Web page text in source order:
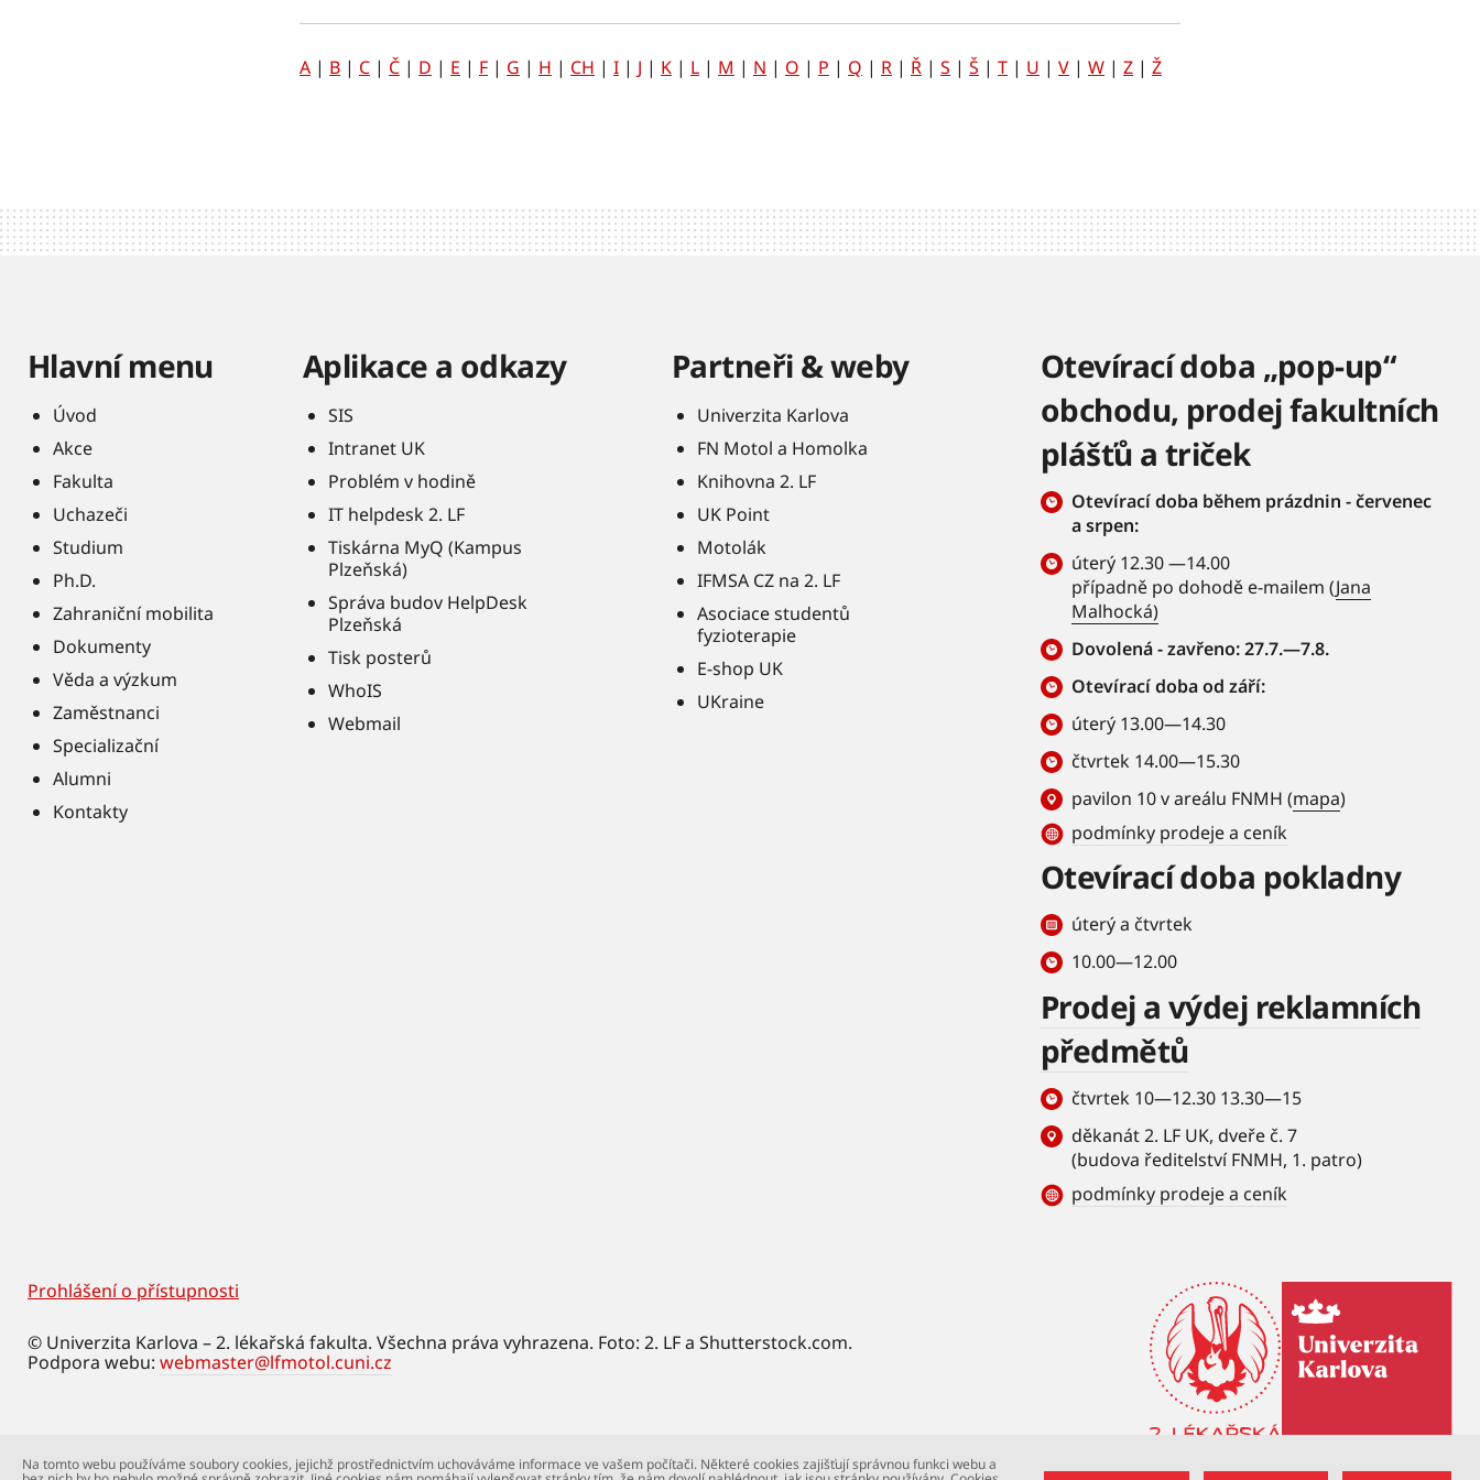
A | B | C | Č | D | E | F | G | H | CH | I | J | K | L | M | N | O | P | Q | R | Ř | S | Š | T | U | V | W | Z | Ž
Hlavní menu
Úvod
Akce
Fakulta
Uchazeči
Studium
Ph.D.
Zahraniční mobilita
Dokumenty
Věda a výzkum
Zaměstnanci
Specializační
Alumni
Kontakty
Aplikace a odkazy
SIS
Intranet UK
Problém v hodině
IT helpdesk 2. LF
Tiskárna MyQ (Kampus
Plzeňská)
Správa budov HelpDesk
Plzeňská
Tisk posterů
WhoIS
Webmail
Partneři & weby
Univerzita Karlova
FN Motol a Homolka
Knihovna 2. LF
UK Point
Motolák
IFMSA CZ na 2. LF
Asociace studentů
fyzioterapie
E-shop UK
UKraine
Otevírací doba „pop-up“
obchodu, prodej fakultních
plášťů a triček
Otevírací doba během prázdnin - červenec
a srpen:
úterý 12.30 —14.00
případně po dohodě e-mailem (Jana
Malhocká)
Dovolená - zavřeno: 27.7.—7.8.
Otevírací doba od září:
úterý 13.00—14.30
čtvrtek 14.00—15.30
pavilon 10 v areálu FNMH (mapa)
podmínky prodeje a ceník
Otevírací doba pokladny
úterý a čtvrtek
10.00—12.00
Prodej a výdej reklamních
předmětů
čtvrtek 10—12.30 13.30—15
děkanát 2. LF UK, dveře č. 7
(budova ředitelství FNMH, 1. patro)
podmínky prodeje a ceník
Footer
Prohlášení o přístupnosti
© Univerzita Karlova – 2. lékařská fakulta. Všechna práva vyhrazena. Foto: 2. LF a Shutterstock.com.
Podpora webu: webmaster@lfmotol.cuni.cz
Na tomto webu používáme soubory cookies, jejichž prostřednictvím uchováváme informace ve vašem počítači. Některé cookies zajišťují správnou funkci webu a